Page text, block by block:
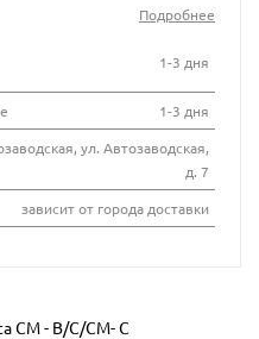
Подробнее
1-3 дня
1-3 дня
ул. Автозаводская,
д. 7
зависит от города доставки
CM - B/C/CM- C